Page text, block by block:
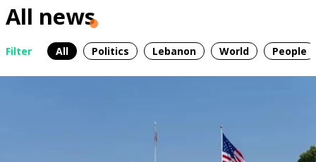
All news
Filter All Politics Lebanon World People